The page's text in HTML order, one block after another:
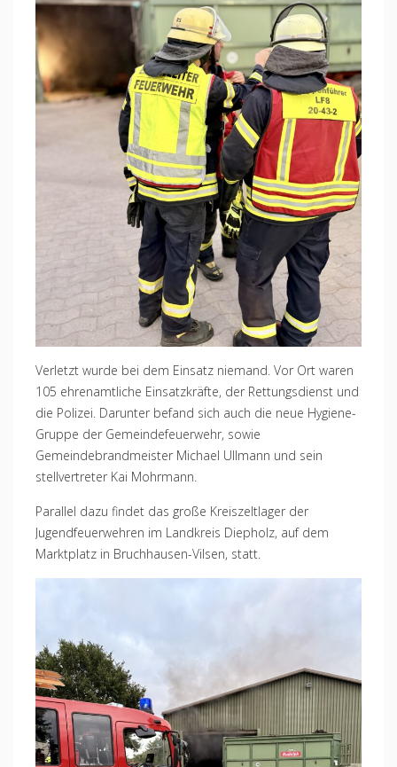
Verletzt wurde bei dem Einsatz niemand. Vor Ort waren
105 ehrenamtliche Einsatzkräfte, der Rettungsdienst und
die Polizei. Darunter befand sich auch die neue Hygiene-
Gruppe der Gemeindefeuerwehr, sowie
Gemeindebrandmeister Michael Ullmann und sein
stellvertreter Kai Mohrmann.
Parallel dazu findet das große Kreiszeltlager der
Jugendfeuerwehren im Landkreis Diepholz, auf dem
Marktplatz in Bruchhausen-Vilsen, statt.